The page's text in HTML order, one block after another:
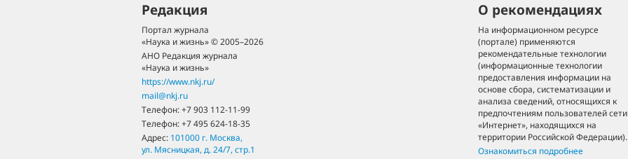
Редакция
Портал журнала
«Наука и жизнь» © 2005–2026
АНО Редакция журнала
«Наука и жизнь»
https://www.nkj.ru/
mail@nkj.ru
Телефон:+7 903 112-11-99
Телефон:+7 495 624-18-35
Адрес: 101000 г. Москва,
ул. Мясницкая, д. 24/7, стр.1
О рекомендациях
На информационном ресурсе
(портале) применяются
рекомендательные технологии
(информационные технологии
предоставления информации на
основе сбора, систематизации и
анализа сведений, относящихся к
предпочтениям пользователей сети
«Интернет», находящихся на
территории Российской Федерации).
Ознакомиться подробнее